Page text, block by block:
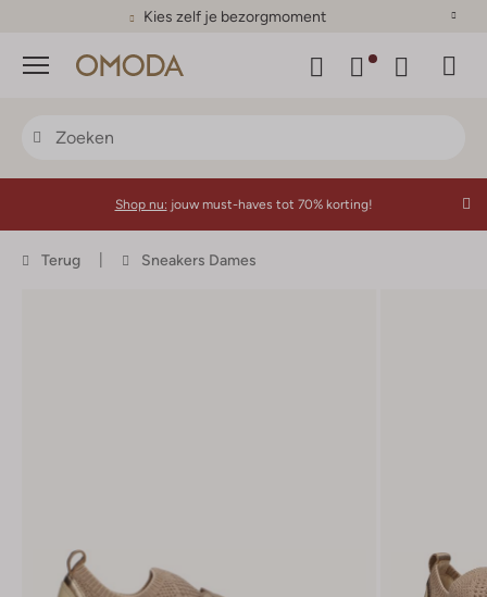
Kies zelf je bezorgmoment
Menu
Shop nu: jouw must-haves tot 70% korting!
Terug Sneakers Dames